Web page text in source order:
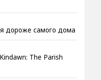
дороже самого дома
The Parish